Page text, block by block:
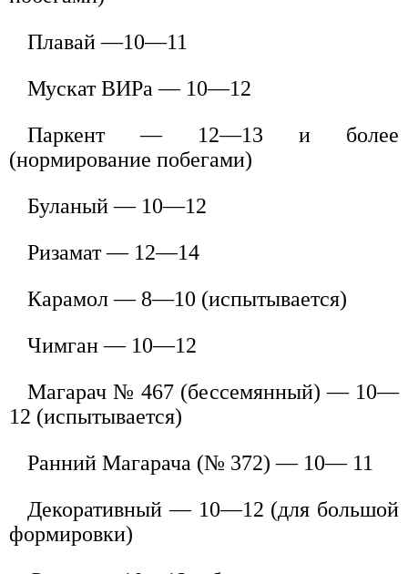
Плавай —10—11
Мускат ВИРа — 10—12
Паркент — 12—13 и более
(нормирование побегами)
Буланый — 10—12
Ризамат — 12—14
Карамол — 8—10 (испытывается)
Чимган — 10—12
Магарач № 467 (бессемянный) — 10—
12 (испытывается)
Ранний Магарача (№ 372) — 10— 11
Декоративный — 10—12 (для большой
формировки)